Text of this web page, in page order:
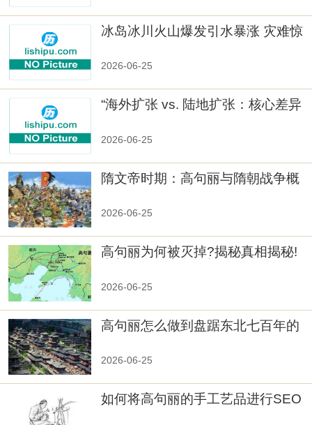
冰岛冰川火山爆发引水暴涨 灾难惊
2026-06-25
“海外扩张 vs. 陆地扩张：核心差异
2026-06-25
隋文帝时期：高句丽与隋朝战争概
2026-06-25
高句丽为何被灭掉?揭秘真相揭秘!
2026-06-25
高句丽怎么做到盘踞东北七百年的
2026-06-25
如何将高句丽的手工艺品进行SEO